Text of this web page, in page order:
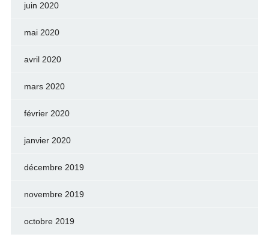
juin 2020
mai 2020
avril 2020
mars 2020
février 2020
janvier 2020
décembre 2019
novembre 2019
octobre 2019